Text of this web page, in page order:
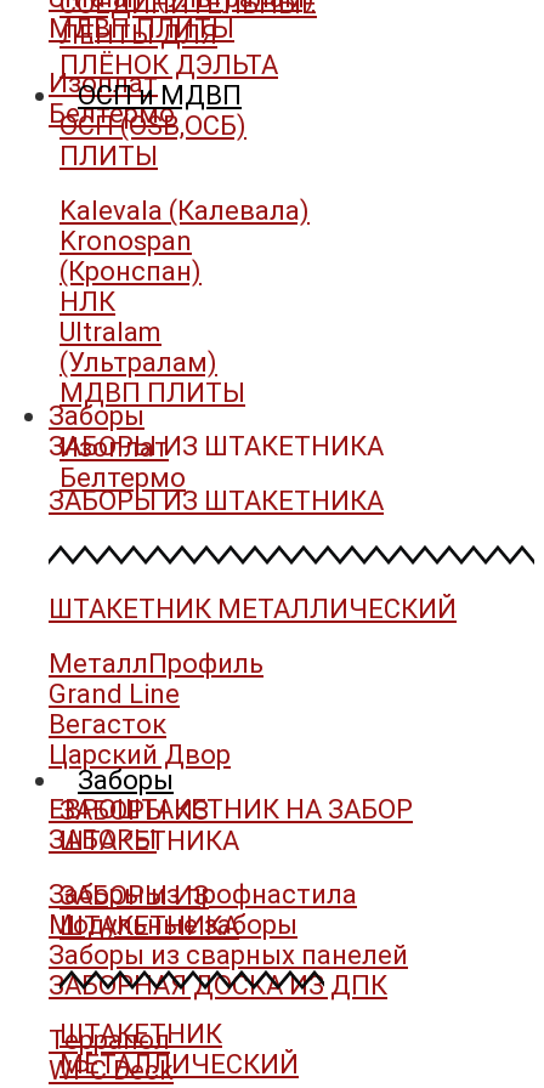
ЛЕНТЫ ДЛЯ
ПЛЁНОК ДЭЛЬТА
ОСП и МДВП
ОСП (OSB,ОСБ)
ПЛИТЫ
Kalevala (Калевала)
Kronospan
(Кронспан)
НЛК
Ultralam
(Ультралам)
МДВП ПЛИТЫ
Изоплат
Белтермо
Заборы
ЗАБОРЫ ИЗ
ШТАКЕТНИКА
ЗАБОРЫ ИЗ
ШТАКЕТНИКА
ШТАКЕТНИК
МЕТАЛЛИЧЕСКИЙ
МДВП ПЛИТЫ
Изоплат
Белтермо
Заборы
ЗАБОРЫ ИЗ ШТАКЕТНИКА
ЗАБОРЫ ИЗ ШТАКЕТНИКА
ШТАКЕТНИК МЕТАЛЛИЧЕСКИЙ
МеталлПрофиль
Grand Line
Вегасток
Царский Двор
ЕВРОШТАКЕТНИК НА ЗАБОР
ЗАБОРЫ
Заборы из профнастила
Модульные заборы
Заборы из сварных панелей
ЗАБОРНАЯ ДОСКА ИЗ ДПК
Террапол
WPC Deck